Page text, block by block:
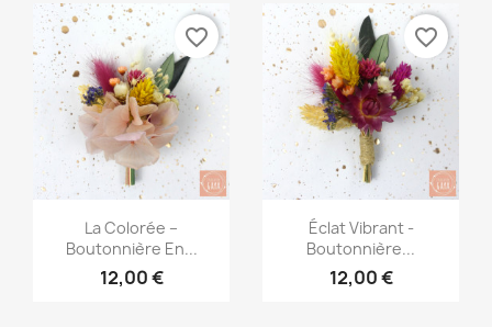
Aperçu rapide
La Colorée –
Boutonnière En...
12,00 €
favorite_border
Aperçu rapide
Éclat Vibrant -
Boutonnière...
12,00 €
favorite_border